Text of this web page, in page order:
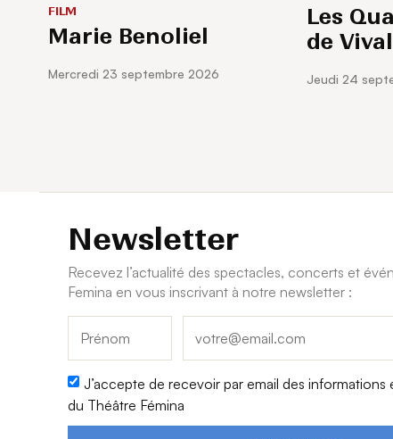
FILM
Marie Benoliel
mercredi 23 septembre 2026
Les
de
jeudi 24
Newsletter
Recevez l’actualité des spectacles, concerts et
Femina en vous inscrivant à notre newsletter :
J’accepte de recevoir par email des informations
du Théâtre Fémina